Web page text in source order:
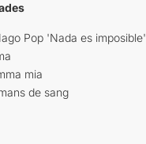
Pop 'Nada es imposible'
mia
de sang